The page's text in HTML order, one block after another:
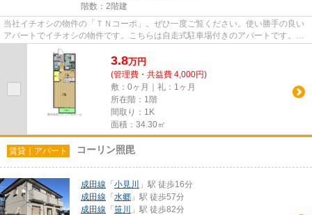
階数：2階建
当社イチオシの物件の「ＴＮコーポ」。ぜひ一度ご覧ください。使い勝手の良い
アパートでイチオシの物件です。こちらは自走式駐車場付きのアパートです。陽
当りも良いので、清々しい朝...
3.8万円
(管理費・共益費 4,000円)
敷：0ヶ月｜礼：1ヶ月
所在階：1階
間取り：1K
面積：34.30㎡
賃貸｜アパート コーリン照毘
成田線 「 小見川
」駅 徒歩16分
成田線 「 水郷 」駅 徒歩57分
成田線 「 笹川
」駅 徒歩82分